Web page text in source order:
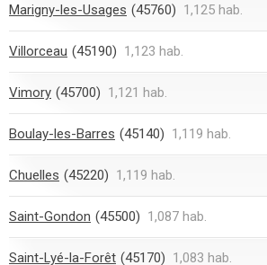
Marigny-les-Usages (45760) 1,125 hab.
Villorceau (45190) 1,123 hab.
Vimory (45700) 1,121 hab.
Boulay-les-Barres (45140) 1,119 hab.
Chuelles (45220) 1,119 hab.
Saint-Gondon (45500) 1,087 hab.
Saint-Lyé-la-Forêt (45170) 1,083 hab.